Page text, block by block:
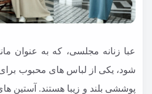
عبا زنانه مجلسی، که به عنوان
شود، یکی از لباس های محبوب برای
پوششی بلند و زیبا هستند. آستین